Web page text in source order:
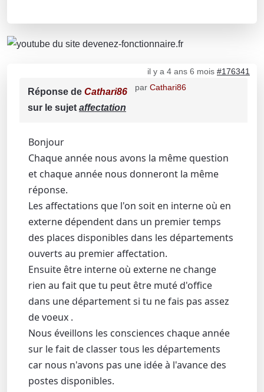
il y a 4 ans 6 mois #176341
par Cathari86
Réponse de Cathari86
sur le sujet affectation
Bonjour
Chaque année nous avons la même question
et chaque année nous donneront la même
réponse.
Les affectations que l'on soit en interne où en
externe dépendent dans un premier temps
des places disponibles dans les départements
ouverts au premier affectation.
Ensuite être interne où externe ne change
rien au fait que tu peut être muté d'office
dans une département si tu ne fais pas assez
de voeux .
Nous éveillons les consciences chaque année
sur le fait de classer tous les départements
car nous n'avons pas une idée à l'avance des
postes disponibles.